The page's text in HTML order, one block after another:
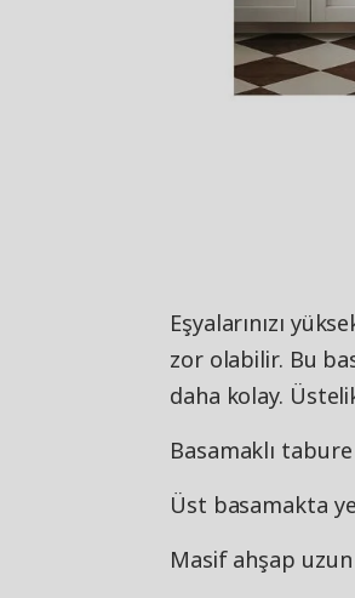
Eşyalarınızı
zor olabilir. Bu
daha kolay.
Basamaklı
Üst basamakta
Masif ahşap